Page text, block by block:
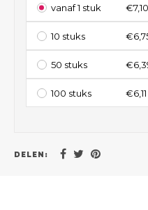
vanaf 1 stuk
10 stuks
50 stuks
100 stuks
DELEN: